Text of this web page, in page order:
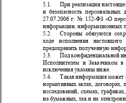
5.1. При реализации
и
безопасность персональных
27.07.2006 г. № 152-ФЗ «О п
информации, информационных
5.2. Стороны обязуются сох
ходе
исполнения
настоящего
предохранить полученную
5.3. Под конфиденциальной
Исполнителем
и Заказчиком
в
исключения указаны ниже.
5.4.
Такая информация может
нормативных актах, договорах,
исследований, схемах,
на бумажных, так и на